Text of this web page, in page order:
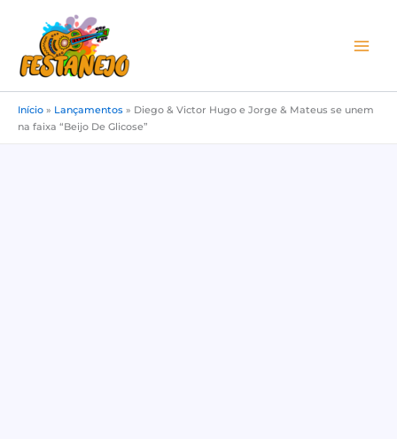
conteúdo
Início » Lançamentos » Diego & Victor Hugo e Jorge & Mateus se unem
na faixa “Beijo De Glicose”